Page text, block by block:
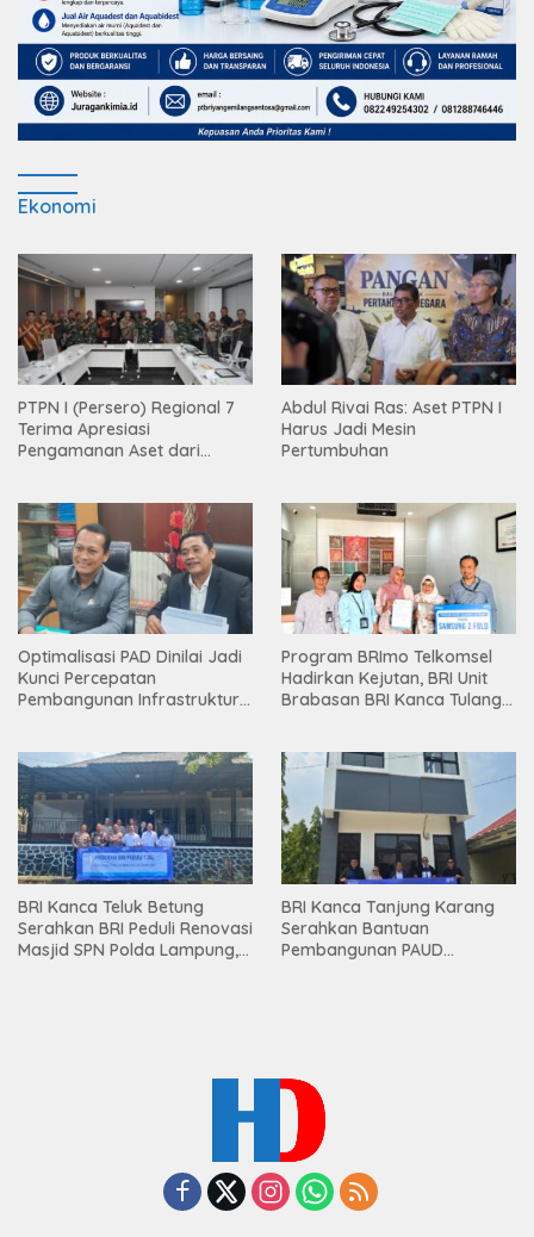
Ekonomi
PTPN I (Persero) Regional 7
Terima Apresiasi
Pengamanan Aset dari
Abdul Rivai Ras: Aset PTPN I
Harus Jadi Mesin
Pertumbuhan
Optimalisasi PAD Dinilai Jadi
Kunci Percepatan
Pembangunan Infrastruktur
Program BRImo Telkomsel
Hadirkan Kejutan, BRI Unit
Brabasan BRI Kanca Tulang
Mesuji
BRI Kanca Teluk Betung
Serahkan BRI Peduli Renovasi
Masjid SPN Polda Lampung,
BRI Kanca Tanjung Karang
Serahkan Bantuan
Pembangunan PAUD